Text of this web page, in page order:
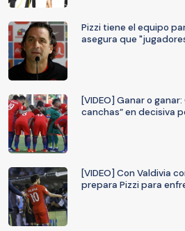
Pizzi tiene el equipo
asegura que
[VIDEO] Ganar o
canchas” en decisiva
[VIDEO] Con Valdivia
prepara Pizzi para